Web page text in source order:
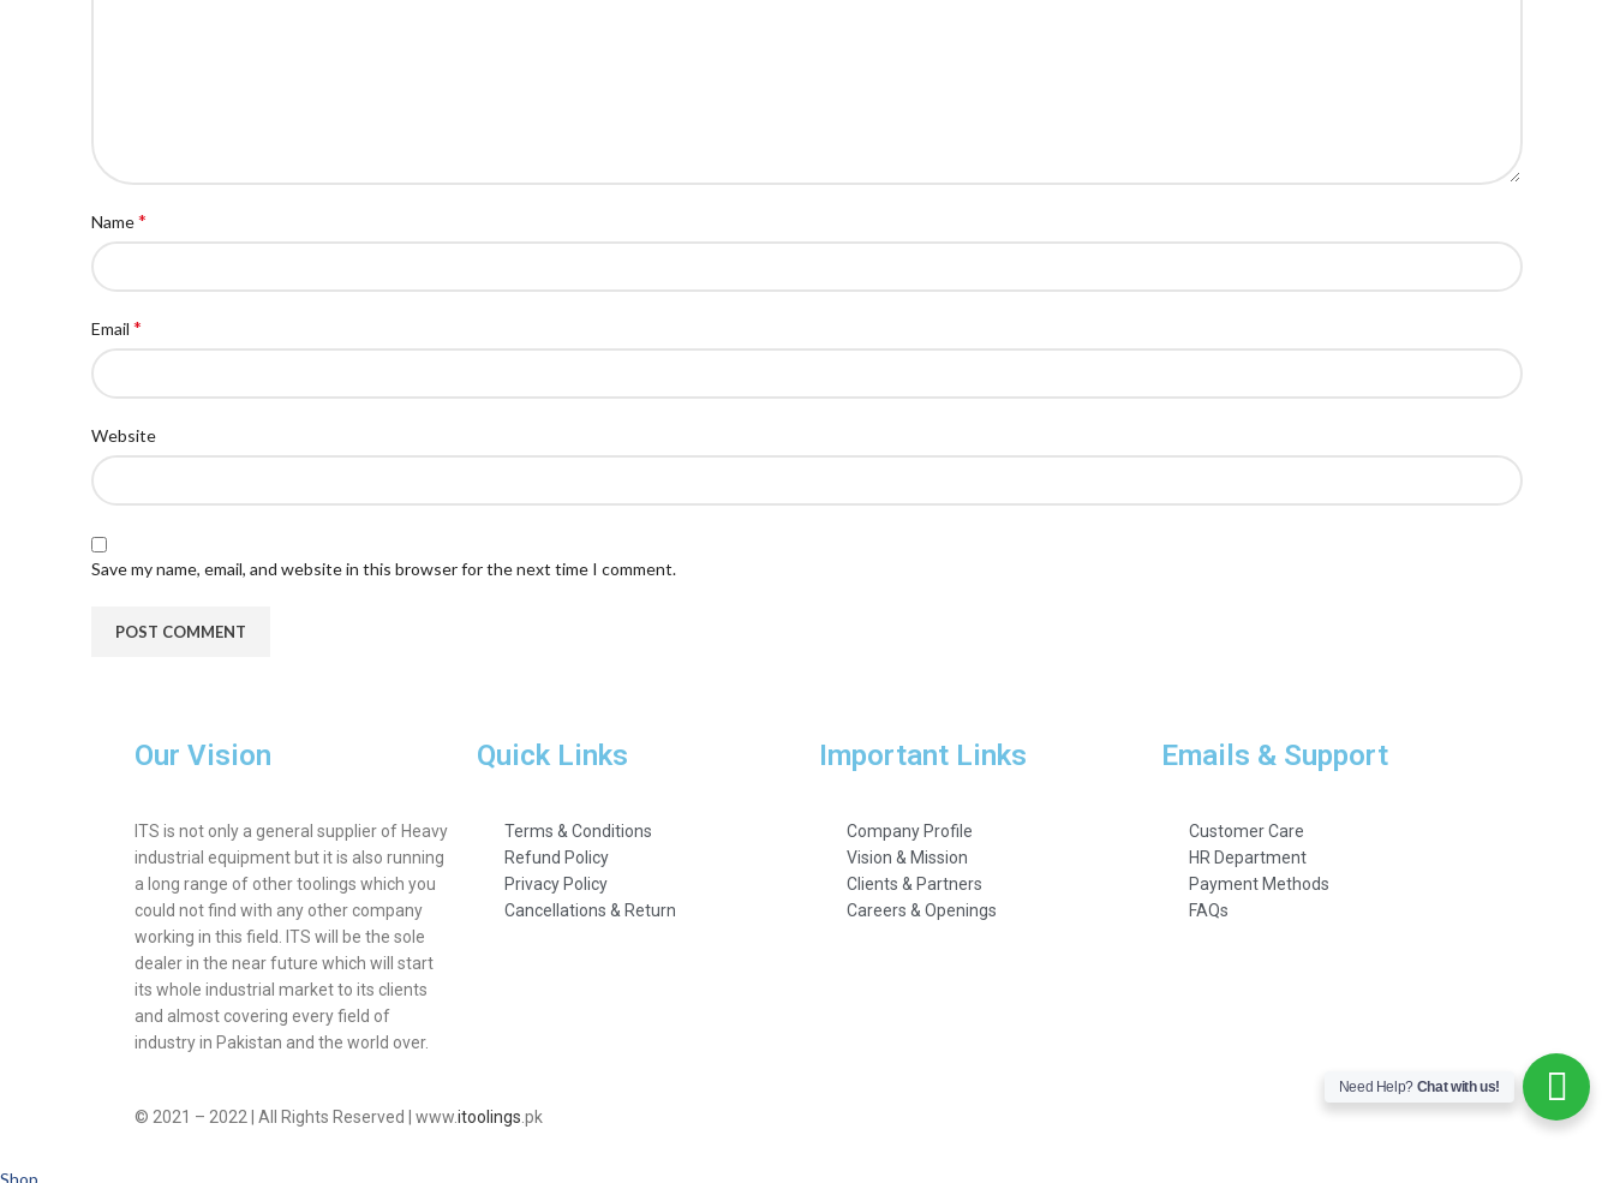
Name*
Email *
Website
Save my name, email, and website in this browser for the next time I comment.
Our Vision
ITS is not only a general supplier of Heavy
industrial equipment but it is also running
a long range of other toolings which you
could not find with any other company
working in this field. ITS will be the sole
dealer in the near future which will start
its whole industrial market to its clients
and almost covering every field of
industry in Pakistan and the world over.
Quick Links
Terms & Conditions
Refund Policy
Privacy Policy
Cancellations & Return
Important Links
Company Profile
Vision & Mission
Clients & Partners
Careers & Openings
Emails & Support
Customer Care
HR Department
Payment Methods
FAQs
© 2021 – 2022 | All Rights Reserved | www.itoolings.pk
Need Help? Chat with us!